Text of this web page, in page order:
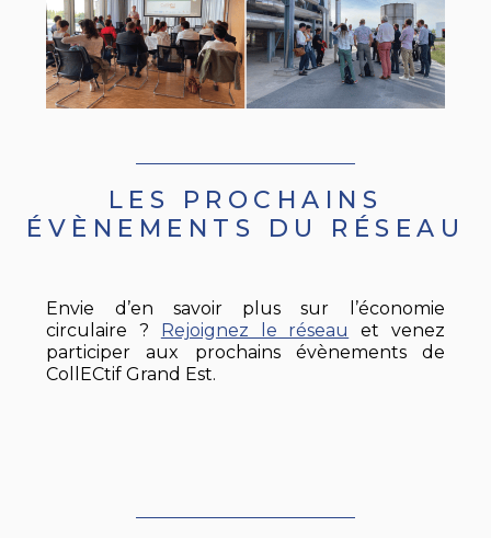
LES PROCHAINS
ÉVÈNEMENTS DU RÉSEAU
Envie d’en savoir plus sur l’économie
circulaire ?
Rejoignez le réseau
et venez
participer aux prochains évènements de
CollECtif Grand Est.